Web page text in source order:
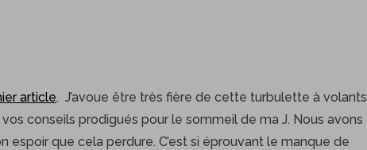
article. J’avoue être très fière de cette turbulette à volants
conseils prodigués pour le sommeil de ma J. Nous avons
que cela perdure. C’est si éprouvant le manque de